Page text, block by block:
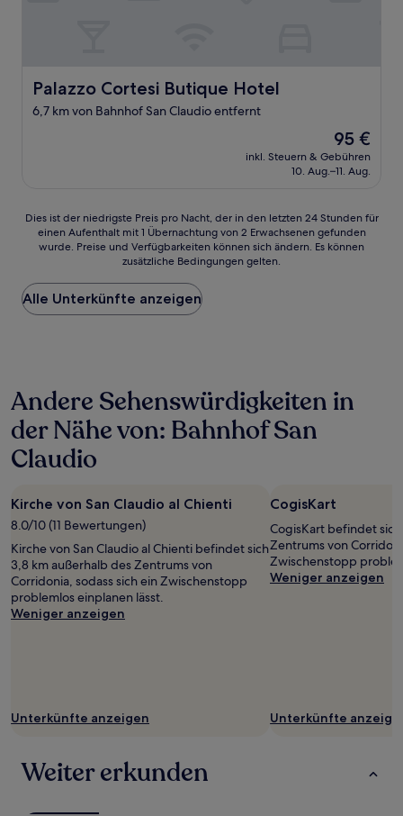
Palazzo Cortesi Butique Hotel
Palazzo Cortesi Butique Hotel
6,7 km von Bahnhof San Claudio entfernt
Der
Preis
beträgt
95 €
inkl. Steuern & Gebühren
10. Aug.–11. Aug.
Dies
der
Preis
pro
Nacht,
24 Stunden
für
einen
Aufenthalt
mit
2 Erwachsenen
gefunden
wurde.
Preise
und
Verfügbarkeiten
können
sich
gelten.
Dies ist der niedrigste Preis pro Nacht, der in den letzten 24 Stunden für
einen Aufenthalt mit 1 Übernachtung von 2 Erwachsenen gefunden
wurde. Preise und Verfügbarkeiten können sich ändern. Es können
zusätzliche Bedingungen gelten.
Alle Unterkünfte anzeigen
Andere Sehenswürdigkeiten in
der Nähe von: Bahnhof San
Claudio
Kirche von San Claudio al Chienti
8.0/10 (11 Bewertungen)
Kirche von San Claudio al Chienti befindet sich
3,8 km außerhalb des Zentrums von
Corridonia, sodass sich ein Zwischenstopp
problemlos einplanen lässt.
Weniger anzeigen
Unterkünfte anzeigen
CogisKart
CogisKart befindet
Zentrums von
Zwischenstopp
Weniger anzeigen
Unterkünfte
Weiter erkunden